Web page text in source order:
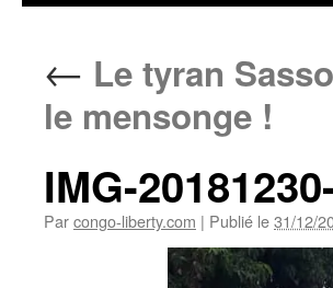
← Le tyran
le mensonge !
IMG-
Parcongo-liberty.com | Publié le31/12/